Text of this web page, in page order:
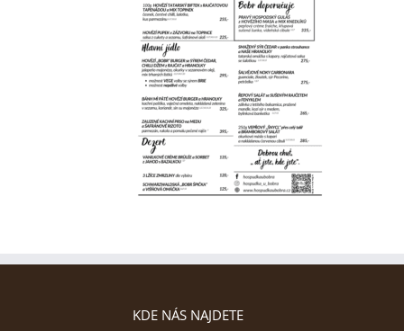
KDE NÁS NAJDETE